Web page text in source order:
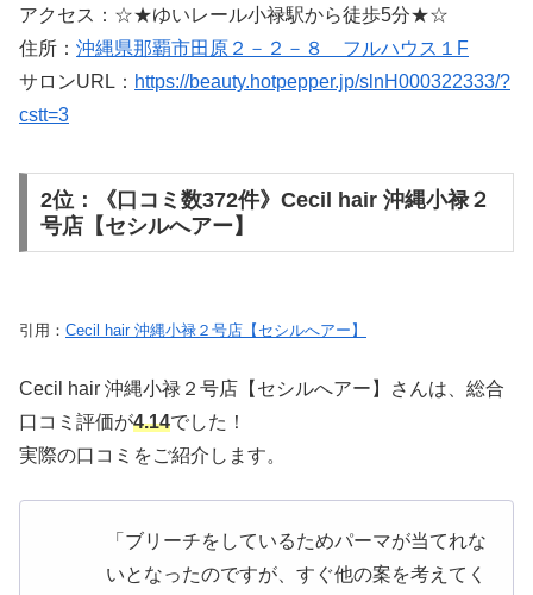
アクセス：☆★ゆいレール小禄駅から徒歩5分★☆
住所： 沖縄県那覇市田原２－２－８ フルハウス１F
サロンURL： https://beauty.hotpepper.jp/slnH000322333/?
cstt=3
2位：《口コミ数372件》Cecil hair 沖縄小禄２
号店【セシルへアー】
引用： Cecil hair 沖縄小禄２号店【セシルへアー】
Cecil hair 沖縄小禄２号店【セシルへアー】さんは、総合
口コミ評価が4.14でした！
実際の口コミをご紹介します。
「ブリーチをしているためパーマが当てれな
いとなったのですが、すぐ他の案を考えてく